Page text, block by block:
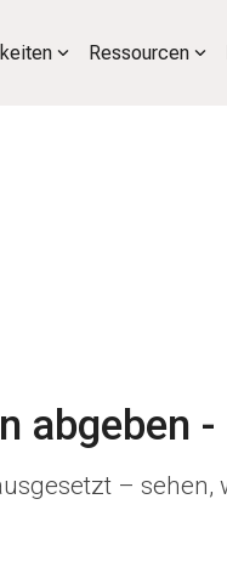
Ressourcen
abgeben
–